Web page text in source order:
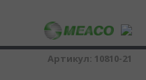
Артикул: 10810-21